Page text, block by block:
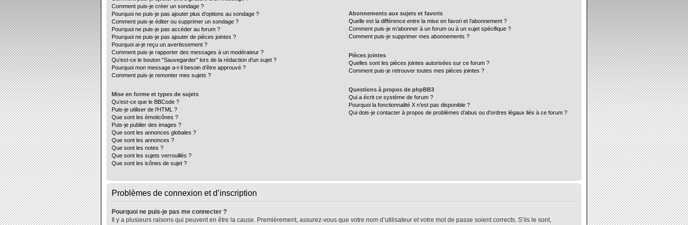
Comment puis-je créer un sondage ?
Pourquoi ne puis-je pas ajouter plus d’options au sondage ?
Comment puis-je éditer ou supprimer un sondage ?
Pourquoi ne puis-je pas accéder au forum ?
Pourquoi ne puis-je pas ajouter de pièces jointes ?
Pourquoi ai-je reçu un avertissement ?
Comment puis-je rapporter des messages à un modérateur ?
Qu’est-ce le bouton “Sauvegarder” lors de la rédaction d’un sujet ?
Pourquoi mon message a-t-il besoin d’être approuvé ?
Comment puis-je remonter mes sujets ?
Mise en forme et types de sujets
Qu’est-ce que le BBCode ?
Puis-je utiliser de l’HTML ?
Que sont les émoticônes ?
Puis-je publier des images ?
Que sont les annonces globales ?
Que sont les annonces ?
Que sont les notes ?
Que sont les sujets verrouillés ?
Que sont les icônes de sujet ?
Abonnements aux sujets et favoris
Quelle est la différence entre la mise en favori et l’abonnement ?
Comment puis-je m’abonner à un forum ou à un sujet spécifique ?
Comment puis-je supprimer mes abonnements ?
Pièces jointes
Quelles sont les pièces jointes autorisées sur ce forum ?
Comment puis-je retrouver toutes mes pièces jointes ?
Questions à propos de phpBB3
Qui a écrit ce système de forum ?
Pourquoi la fonctionnalité X n’est pas disponible ?
Qui dois-je contacter à propos de problèmes d’abus ou d’ordres légaux liés à ce forum ?
Problèmes de connexion et d’inscription
Pourquoi ne puis-je pas me connecter ?
Il y a plusieurs raisons qui peuvent en être la cause. Premièrement, assurez-vous que votre nom d’utilisateur et votre mot de passe soient corrects. S’ils le sont,